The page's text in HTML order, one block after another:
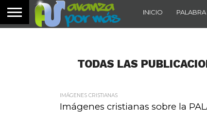
INICIO
TODAS LAS
IMÁGENES CRISTIANAS
Imágenes cristianas sobre la